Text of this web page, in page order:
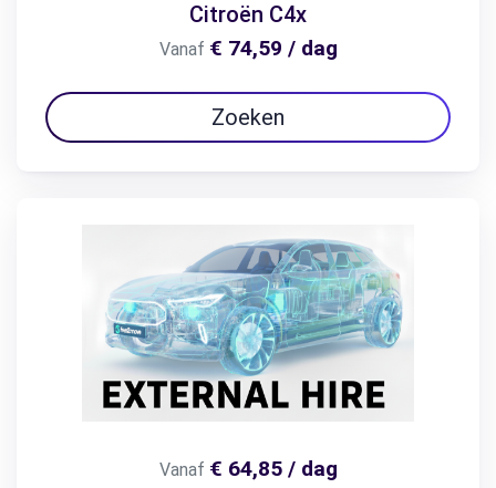
Citroën C4x
Vanaf € 74,59 / dag
Zoeken
Vanaf € 64,85 / dag